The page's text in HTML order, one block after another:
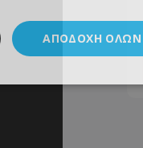
ΑΠΟΔΟΧΉ ΌΛΩΝ